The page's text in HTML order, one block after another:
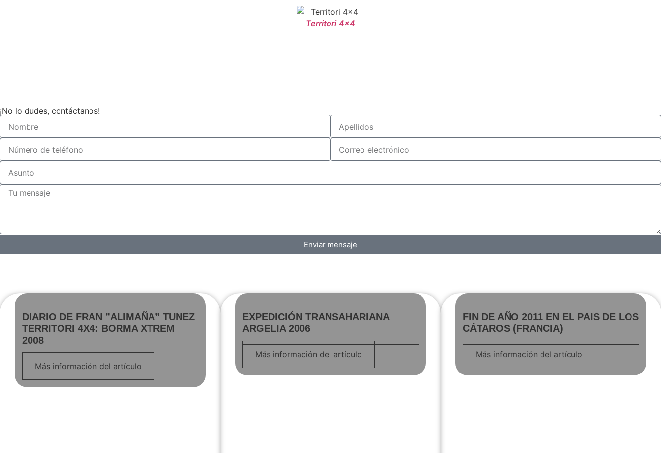
Territori 4x4
¡No lo dudes, contáctanos!
Enviar mensaje
DIARIO DE FRAN ”ALIMAÑA” TUNEZ
TERRITORI 4X4: BORMA XTREM
2008
Más información del artículo
EXPEDICIÓN TRANSAHARIANA
ARGELIA 2006
Más información del artículo
FIN DE AÑO 2011 EN EL PAIS DE LOS
CÁTAROS (FRANCIA)
Más información del artículo